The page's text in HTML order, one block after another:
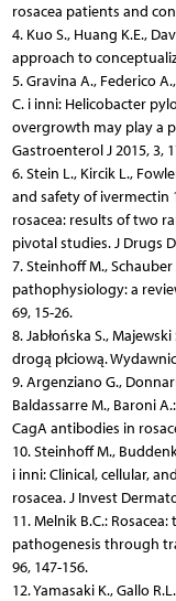
rosacea patients and
4. Kuo S., Huang K.E.,
approach to
5. Gravina A., Federico
C. i inni: Helicobacter
overgrowth may play a
Gastroenterol J 2015, 3,
6. Stein L., Kircik L.,
and safety of
rosacea: results of two
pivotal studies. J Drugs
7. Steinhoff M.,
pathophysiology: a
69, 15-26.
8. Jabłońska S.,
drogą płciową.
9. Argenziano G.,
Baldassarre M., Baroni
CagA antibodies in
10. Steinhoff M.,
i inni: Clinical, cellular,
rosacea. J Invest
11. Melnik B.C.:
pathogenesis through
96, 147-156.
12. Yamasaki K., Gallo